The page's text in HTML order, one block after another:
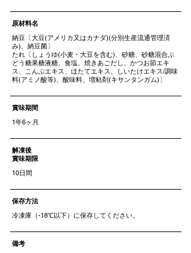
原材料名
納豆〔大豆(アメリカ又はカナダ)(分別生産流通管理済
み)、納豆菌〕
たれ〔しょうゆ(小麦・大豆を含む)、砂糖、砂糖混合ぶ
どう糖果糖液糖、食塩、焼きあごだし、かつお節エキ
ス、こんぶエキス、ほたてエキス、しいたけエキス/調味
料(アミノ酸等)、酸味料、増粘剤(キサンタンガム)〕
賞味期間
1年6ヶ月
解凍後
賞味期限
10日間
​保存方法
冷凍庫（-18℃以下）に保存してください。
​備考